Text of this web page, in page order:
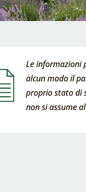
Le informazioni
alcun modo il
proprio stato di
non si assume